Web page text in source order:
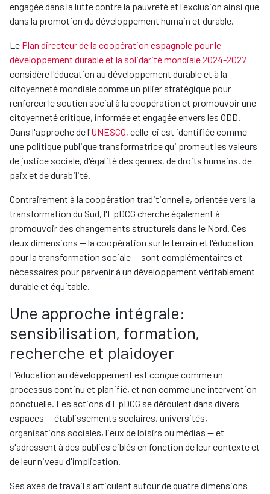
engagée dans la lutte contre la pauvreté et l'exclusion ainsi que
dans la promotion du développement humain et durable.
Le Plan directeur de la coopération espagnole pour le
développement durable et la solidarité mondiale 2024-2027
considère l'éducation au développement durable et à la
citoyenneté mondiale comme un pilier stratégique pour
renforcer le soutien social à la coopération et promouvoir une
citoyenneté critique, informée et engagée envers les ODD.
Dans l'approche de l'UNESCO, celle-ci est identifiée comme
une politique publique transformatrice qui promeut les valeurs
de justice sociale, d'égalité des genres, de droits humains, de
paix et de durabilité.
Contrairement à la coopération traditionnelle, orientée vers la
transformation du Sud, l'EpDCG cherche également à
promouvoir des changements structurels dans le Nord. Ces
deux dimensions — la coopération sur le terrain et l'éducation
pour la transformation sociale — sont complémentaires et
nécessaires pour parvenir à un développement véritablement
durable et équitable.
Une approche intégrale:
sensibilisation, formation,
recherche et plaidoyer
L'éducation au développement est conçue comme un
processus continu et planifié, et non comme une intervention
ponctuelle. Les actions d'EpDCG se déroulent dans divers
espaces — établissements scolaires, universités,
organisations sociales, lieux de loisirs ou médias — et
s'adressent à des publics ciblés en fonction de leur contexte et
de leur niveau d'implication.
Ses axes de travail s'articulent autour de quatre dimensions